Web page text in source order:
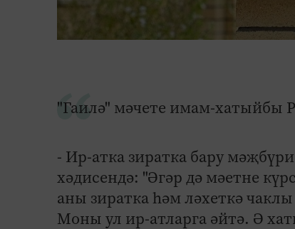
"Гаилә" мәчете имам-хатыйбы
- Ир-атка зиратка бару
хәдисендә: "Әгәр дә мәетне
аны зиратка һәм ләхеткә
Моны ул ир-атларга әйтә. Ә